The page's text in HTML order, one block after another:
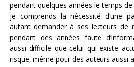
pendant quelques années le temps
je comprends la nécessité d’une
autant demander à ses lecteurs de
pendant des années faute
aussi difficile que celui qui existe
risque, même pour des auteurs aussi